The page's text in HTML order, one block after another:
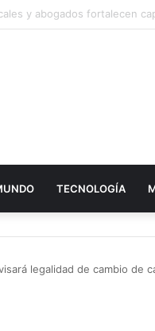
Hales recibe importante
TECNOLOGÍA
legalidad de cambio de